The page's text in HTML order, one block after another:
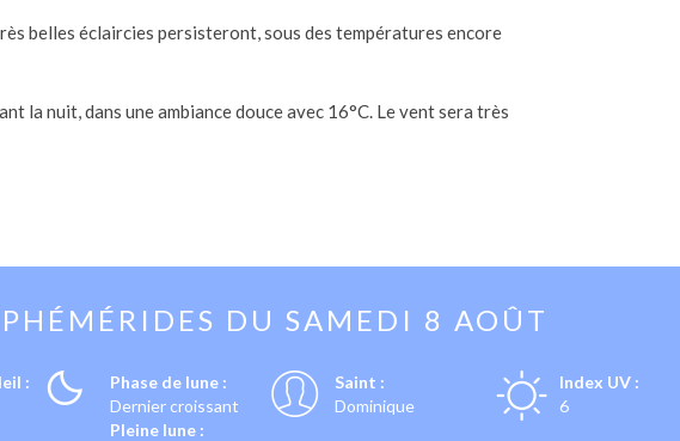
belles éclaircies persisteront, sous des températures encore
la nuit, dans une ambiance douce avec 16°C. Le vent sera très
DU SAMEDI 8 AOÛT
:
Phase de lune :
Dernier croissant
Pleine lune :
Saint :
Dominique
Index UV :
6